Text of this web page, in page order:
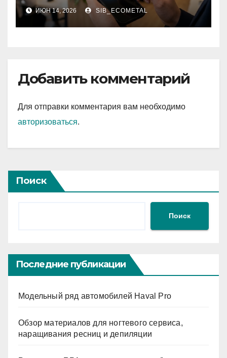
за 5 минут без
верификации и участия
банков
ИЮН 14, 2026 SIB_ECOMETAL
Добавить комментарий
Для отправки комментария вам необходимо
авторизоваться.
Поиск
Поиск
Последние публикации
Модельный ряд автомобилей Haval Pro
Обзор материалов для ногтевого сервиса,
наращивания ресниц и депиляции